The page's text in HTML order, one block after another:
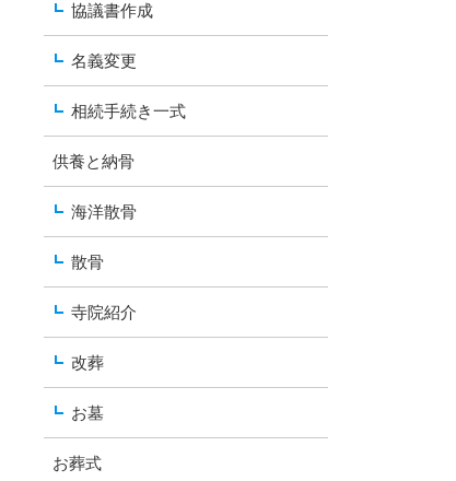
協議書作成
名義変更
相続手続き一式
供養と納骨
海洋散骨
散骨
寺院紹介
改葬
お墓
お葬式